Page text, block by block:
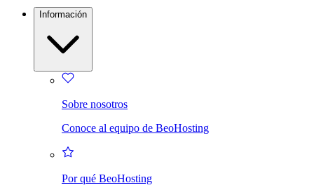
Información
Sobre nosotros
Conoce al equipo de BeoHosting
Por qué BeoHosting